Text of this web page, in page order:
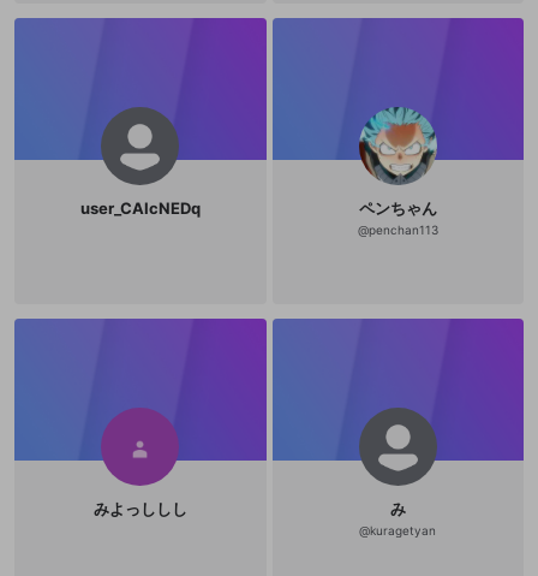
user_CAIcNEDq ペンちゃん
@penchan113
みよっししし み
@kuragetyan